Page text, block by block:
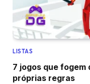
LISTAS
7 jogos que
próprias regras